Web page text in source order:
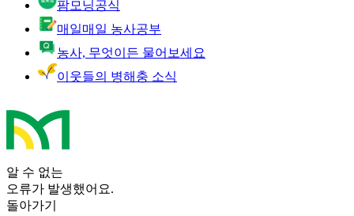
팜모닝공식
매일매일 농사공부
농사, 무엇이든 물어보세요
이웃들의 병해충 소식
알 수 없는
오류가 발생했어요.
돌아가기